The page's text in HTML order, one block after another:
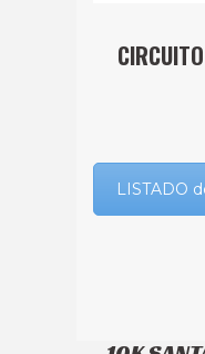
LISTADO